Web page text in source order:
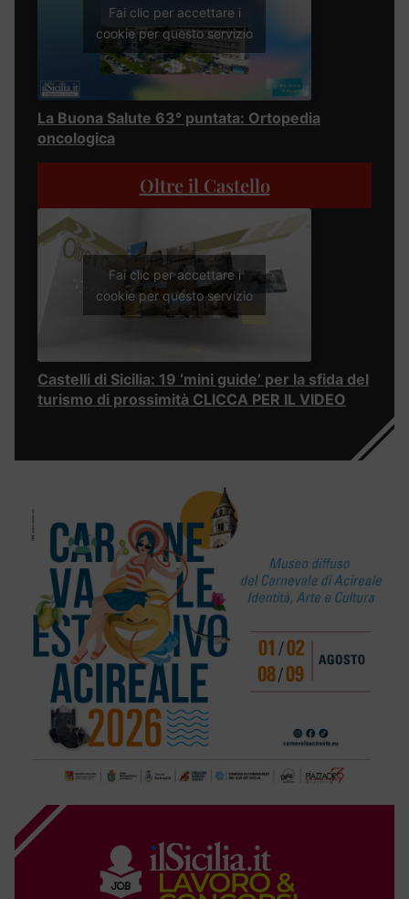
Fai clic per accettare i
cookie per questo servizio
La Buona Salute 63° puntata: Ortopedia
oncologica
Oltre il Castello
Fai clic per accettare i
cookie per questo servizio
Castelli di Sicilia: 19 ‘mini guide’ per la sfida del
turismo di prossimità CLICCA PER IL VIDEO